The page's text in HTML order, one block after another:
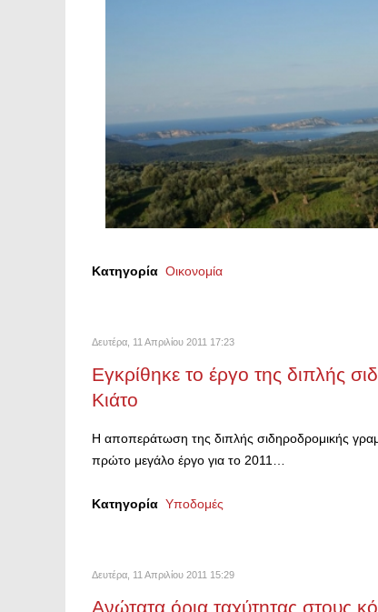
Κατηγορία Οικονομία
Δευτέρα, 11 Απριλίου 2011 17:23
Εγκρίθηκε το έργο της διπλής
Κιάτο
Η αποπεράτωση της διπλής σιδηροδρομικής
πρώτο μεγάλο έργο για το 2011…
Κατηγορία Υποδομές
Δευτέρα, 11 Απριλίου 2011 15:29
Ανώτατα όρια ταχύτητας στους